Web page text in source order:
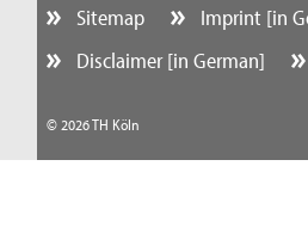
Sitemap
Imprint [in
Disclaimer [in German]
© 2026 TH Köln